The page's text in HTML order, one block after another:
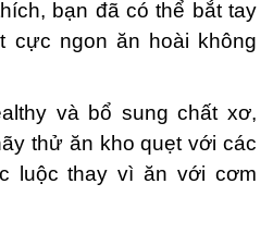
bạn đã có thể bắt tay
cực ngon ăn hoài không
và bổ sung chất xơ,
thử ăn kho quẹt với các
luộc thay vì ăn với cơm